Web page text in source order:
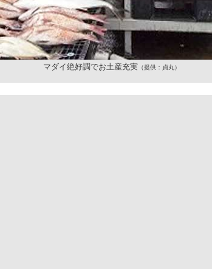
マダイ絶好調でお土産充実 （提供：貞丸）